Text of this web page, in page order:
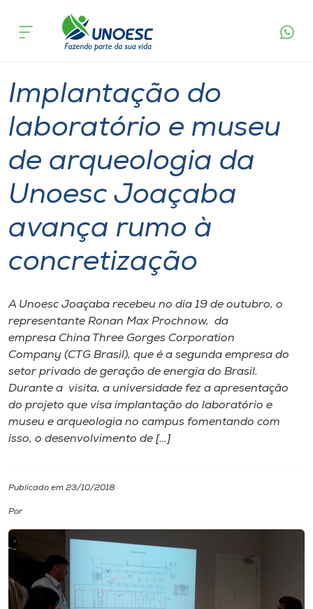
Cursos
Pesquisa
Atendimento ao Estudante
Portal de Ensino
Unoesc
Internacionalização
I.nova
Diplomados
Cultura
Biblioteca
Editora
Rádio
acontece
concretização
Implantação do
laboratório e museu
de arqueologia da
Unoesc Joaçaba
avança rumo à
concretização
A Unoesc Joaçaba recebeu no dia 19 de outubro, o
representante Ronan Max Prochnow, da
empresa China Three Gorges Corporation
Company (CTG Brasil), que é a segunda empresa do
setor privado de geração de energia do Brasil.
Durante a visita, a universidade fez a apresentação
do projeto que visa implantação do laboratório e
museu e arqueologia no campus fomentando com
isso, o desenvolvimento de […]
Publicado em 23/10/2018
Por